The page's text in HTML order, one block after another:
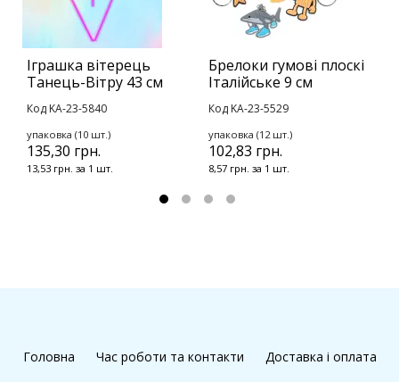
Іграшка вітерець
Танець-Вітру 43 см
Код KA-23-5840
упаковка (10 шт.)
135,30 грн.
13,53 грн. за 1 шт.
Брелоки гумові плоскі
Італійське 9 см
Код KA-23-5529
упаковка (12 шт.)
102,83 грн.
8,57 грн. за 1 шт.
Головна Час роботи та контакти
Доставка і оплата